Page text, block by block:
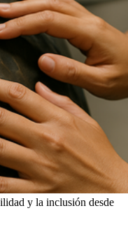
y la inclusión desde